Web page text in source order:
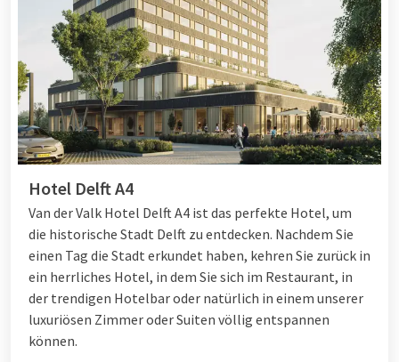
Hotel Delft A4
Van der Valk Hotel Delft A4 ist das perfekte Hotel, um
die historische Stadt Delft zu entdecken. Nachdem Sie
einen Tag die Stadt erkundet haben, kehren Sie zurück in
ein herrliches Hotel, in dem Sie sich im Restaurant, in
der trendigen Hotelbar oder natürlich in einem unserer
luxuriösen Zimmer oder Suiten völlig entspannen
können.